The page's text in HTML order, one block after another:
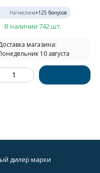
Начислим+125 бонусов
В наличии 742 шт.
магазина:
10 августа
дилер марки